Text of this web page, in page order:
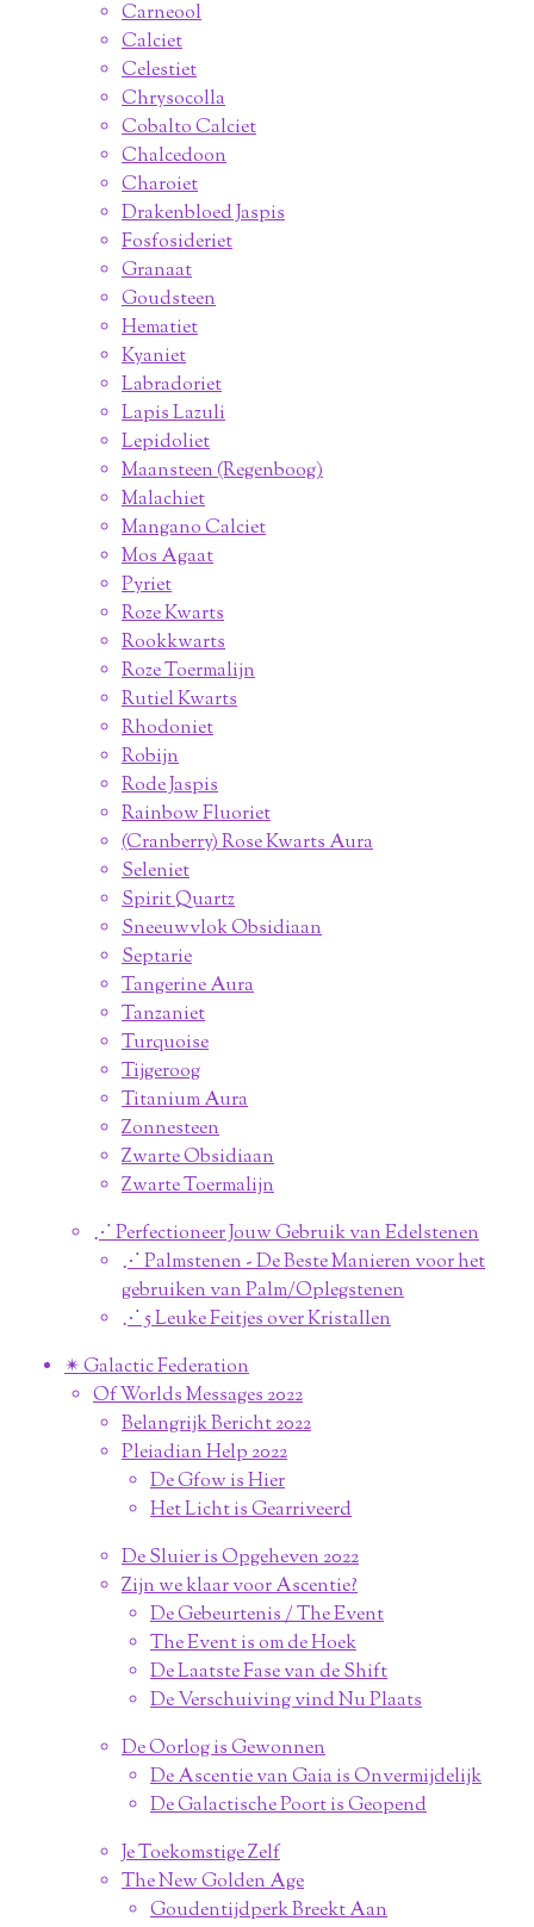
Carneool
Calciet
Celestiet
Chrysocolla
Cobalto Calciet
Chalcedoon
Charoiet
Drakenbloed Jaspis
Fosfosideriet
Granaat
Goudsteen
Hematiet
Kyaniet
Labradoriet
Lapis Lazuli
Lepidoliet
Maansteen (Regenboog)
Malachiet
Mangano Calciet
Mos Agaat
Pyriet
Roze Kwarts
Rookkwarts
Roze Toermalijn
Rutiel Kwarts
Rhodoniet
Robijn
Rode Jaspis
Rainbow Fluoriet
(Cranberry) Rose Kwarts Aura
Seleniet
Spirit Quartz
Sneeuwvlok Obsidiaan
Septarie
Tangerine Aura
Tanzaniet
Turquoise
Tijgeroog
Titanium Aura
Zonnesteen
Zwarte Obsidiaan
Zwarte Toermalijn
⋰ Perfectioneer Jouw Gebruik van Edelstenen
⋰ Palmstenen - De Beste Manieren voor het
gebruiken van Palm/Oplegstenen
⋰ 5 Leuke Feitjes over Kristallen
✴︎ Galactic Federation
Of Worlds Messages 2022
Belangrijk Bericht 2022
Pleiadian Help 2022
De Gfow is Hier
Het Licht is Gearriveerd
De Sluier is Opgeheven 2022
Zijn we klaar voor Ascentie?
De Gebeurtenis / The Event
The Event is om de Hoek
De Laatste Fase van de Shift
De Verschuiving vind Nu Plaats
De Oorlog is Gewonnen
De Ascentie van Gaia is Onvermijdelijk
De Galactische Poort is Geopend
Je Toekomstige Zelf
The New Golden Age
Goudentijdperk Breekt Aan